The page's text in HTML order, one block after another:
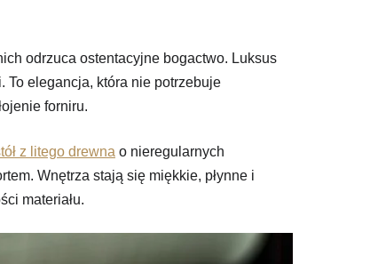
odrzuca ostentacyjne bogactwo. Luksus
To elegancja, która nie potrzebuje
forniru.
z litego drewna o nieregularnych
Wnętrza stają się miękkie, płynne i
materiału.